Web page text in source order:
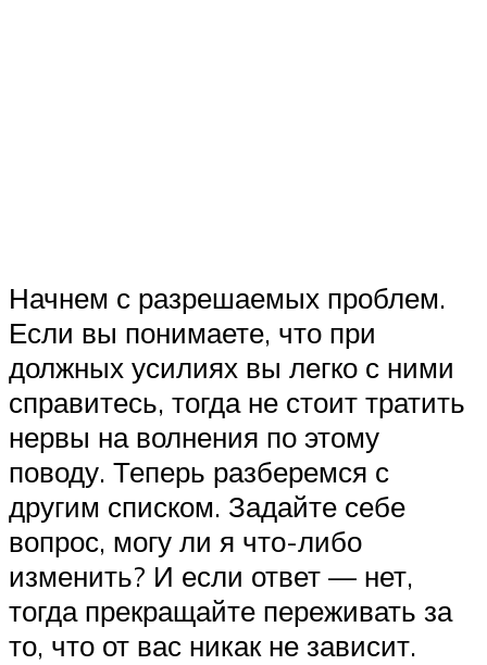
Начнем с разрешаемых проблем.
Если вы понимаете, что при
должных усилиях вы легко с ними
справитесь, тогда не стоит тратить
нервы на волнения по этому
поводу. Теперь разберемся с
другим списком. Задайте себе
вопрос, могу ли я что-либо
изменить? И если ответ — нет,
тогда прекращайте переживать за
то, что от вас никак не зависит.